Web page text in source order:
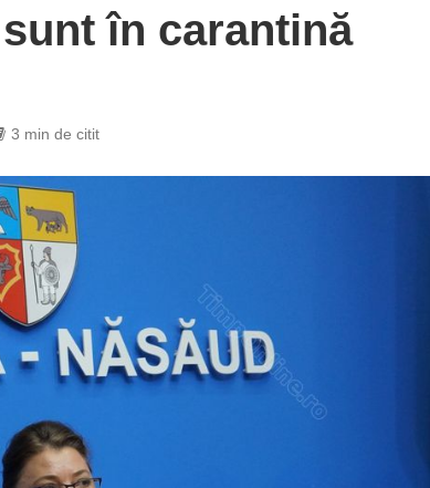
în carantină
3 min de citit